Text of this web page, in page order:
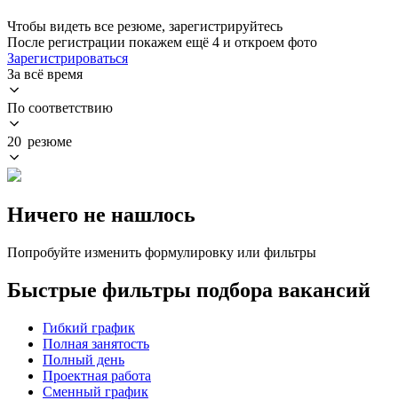
Чтобы видеть все резюме, зарегистрируйтесь
После регистрации покажем ещё 4 и откроем фото
Зарегистрироваться
За всё время
По соответствию
20 резюме
Ничего не нашлось
Попробуйте изменить формулировку или фильтры
Быстрые фильтры подбора вакансий
Гибкий график
Полная занятость
Полный день
Проектная работа
Сменный график